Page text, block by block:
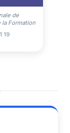
de
la Formation
19